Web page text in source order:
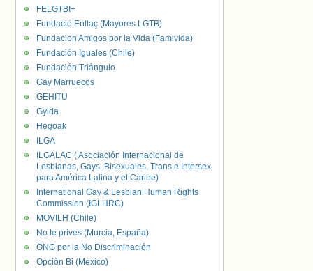
FELGTBI+
Fundació Enllaç (Mayores LGTB)
Fundacion Amigos por la Vida (Famivida)
Fundación Iguales (Chile)
Fundación Triángulo
Gay Marruecos
GEHITU
Gylda
Hegoak
ILGA
ILGALAC ( Asociación Internacional de
Lesbianas, Gays, Bisexuales, Trans e Intersex
para América Latina y el Caribe)
International Gay & Lesbian Human Rights
Commission (IGLHRC)
MOVILH (Chile)
No te prives (Murcia, España)
ONG por la No Discriminación
Opción Bi (Mexico)